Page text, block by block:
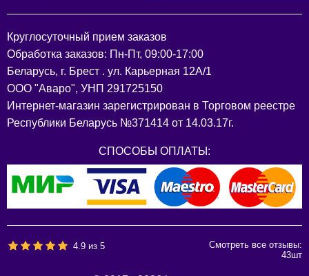
Круглосуточный прием заказов
Обработка заказов: Пн-Пт, 09:00-17:00
Беларусь, г. Брест . ул. Карьерная 12А/1
ООО "Аваро", УНП 291725150
Интернет-магазин зарегистрирован в Торговом реестре
Республики Беларусь №371414 от 14.03.17г.
СПОСОБЫ ОПЛАТЫ:
4.9 из5
Смотреть все отзывы:
43шт